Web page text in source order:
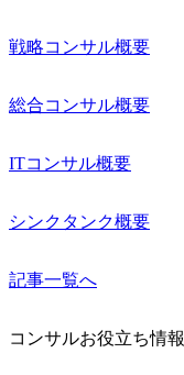
戦略コンサル概要
総合コンサル概要
ITコンサル概要
シンクタンク概要
記事一覧へ
コンサルお役立ち情報